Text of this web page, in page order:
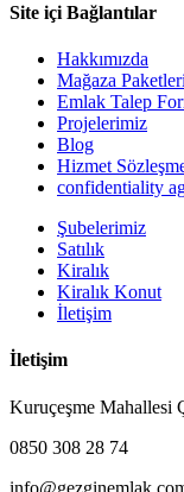
Site içi Bağlantılar
Hakkımızda
Mağaza Paketleri
Emlak Talep
Projelerimiz
Blog
Hizmet
confidentiality
Şubelerimiz
Satılık
Kiralık
Kiralık Konut
İletişim
İletişim
Kuruçeşme Mahallesi
0850 308 28 74